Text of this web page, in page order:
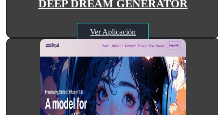
DEEP DREAM GENERATOR
Ver Aplicación